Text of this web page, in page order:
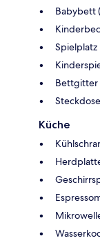
Babybett
Spielplatz
Bettgitter
Küche